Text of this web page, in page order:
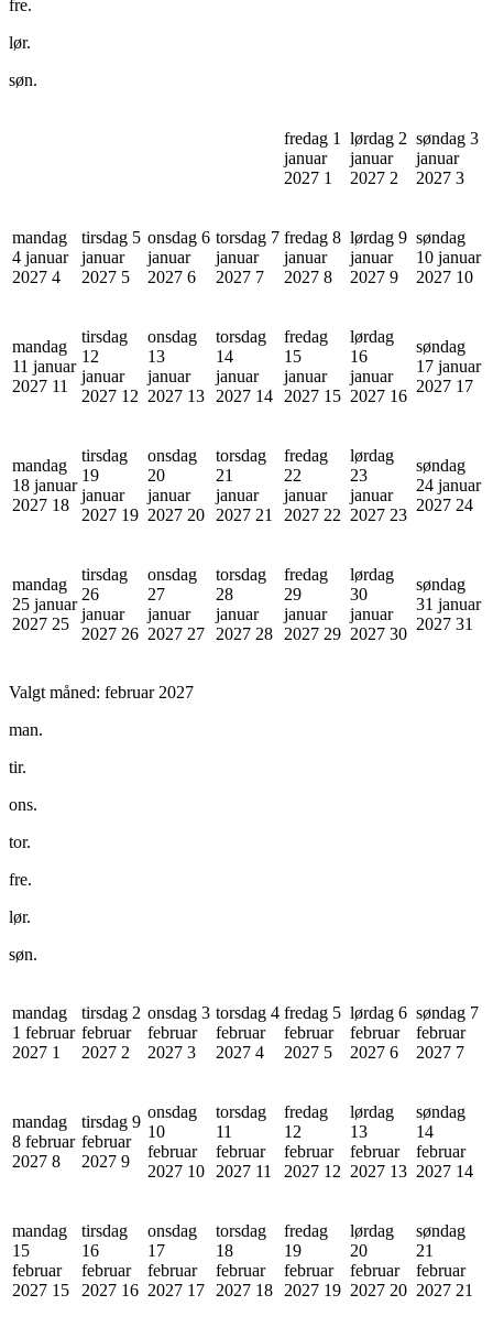
fre.
lør.
søn.
fredag 1
januar
2027 1
lørdag 2
januar
2027 2
søndag 3
januar
2027 3
mandag
4 januar
2027 4
tirsdag 5
januar
2027 5
onsdag 6
januar
2027 6
torsdag 7
januar
2027 7
fredag 8
januar
2027 8
lørdag 9
januar
2027 9
søndag
10 januar
2027 10
mandag
11 januar
2027 11
tirsdag
12
januar
2027 12
onsdag
13
januar
2027 13
torsdag
14
januar
2027 14
fredag
15
januar
2027 15
lørdag
16
januar
2027 16
søndag
17 januar
2027 17
mandag
18 januar
2027 18
tirsdag
19
januar
2027 19
onsdag
20
januar
2027 20
torsdag
21
januar
2027 21
fredag
22
januar
2027 22
lørdag
23
januar
2027 23
søndag
24 januar
2027 24
mandag
25 januar
2027 25
tirsdag
26
januar
2027 26
onsdag
27
januar
2027 27
torsdag
28
januar
2027 28
fredag
29
januar
2027 29
lørdag
30
januar
2027 30
søndag
31 januar
2027 31
Valgt måned: februar 2027
man.
tir.
ons.
tor.
fre.
lør.
søn.
mandag
1 februar
2027 1
tirsdag 2
februar
2027 2
onsdag 3
februar
2027 3
torsdag 4
februar
2027 4
fredag 5
februar
2027 5
lørdag 6
februar
2027 6
søndag 7
februar
2027 7
mandag
8 februar
2027 8
tirsdag 9
februar
2027 9
onsdag
10
februar
2027 10
torsdag
11
februar
2027 11
fredag
12
februar
2027 12
lørdag
13
februar
2027 13
søndag
14
februar
2027 14
mandag
15
februar
2027 15
tirsdag
16
februar
2027 16
onsdag
17
februar
2027 17
torsdag
18
februar
2027 18
fredag
19
februar
2027 19
lørdag
20
februar
2027 20
søndag
21
februar
2027 21